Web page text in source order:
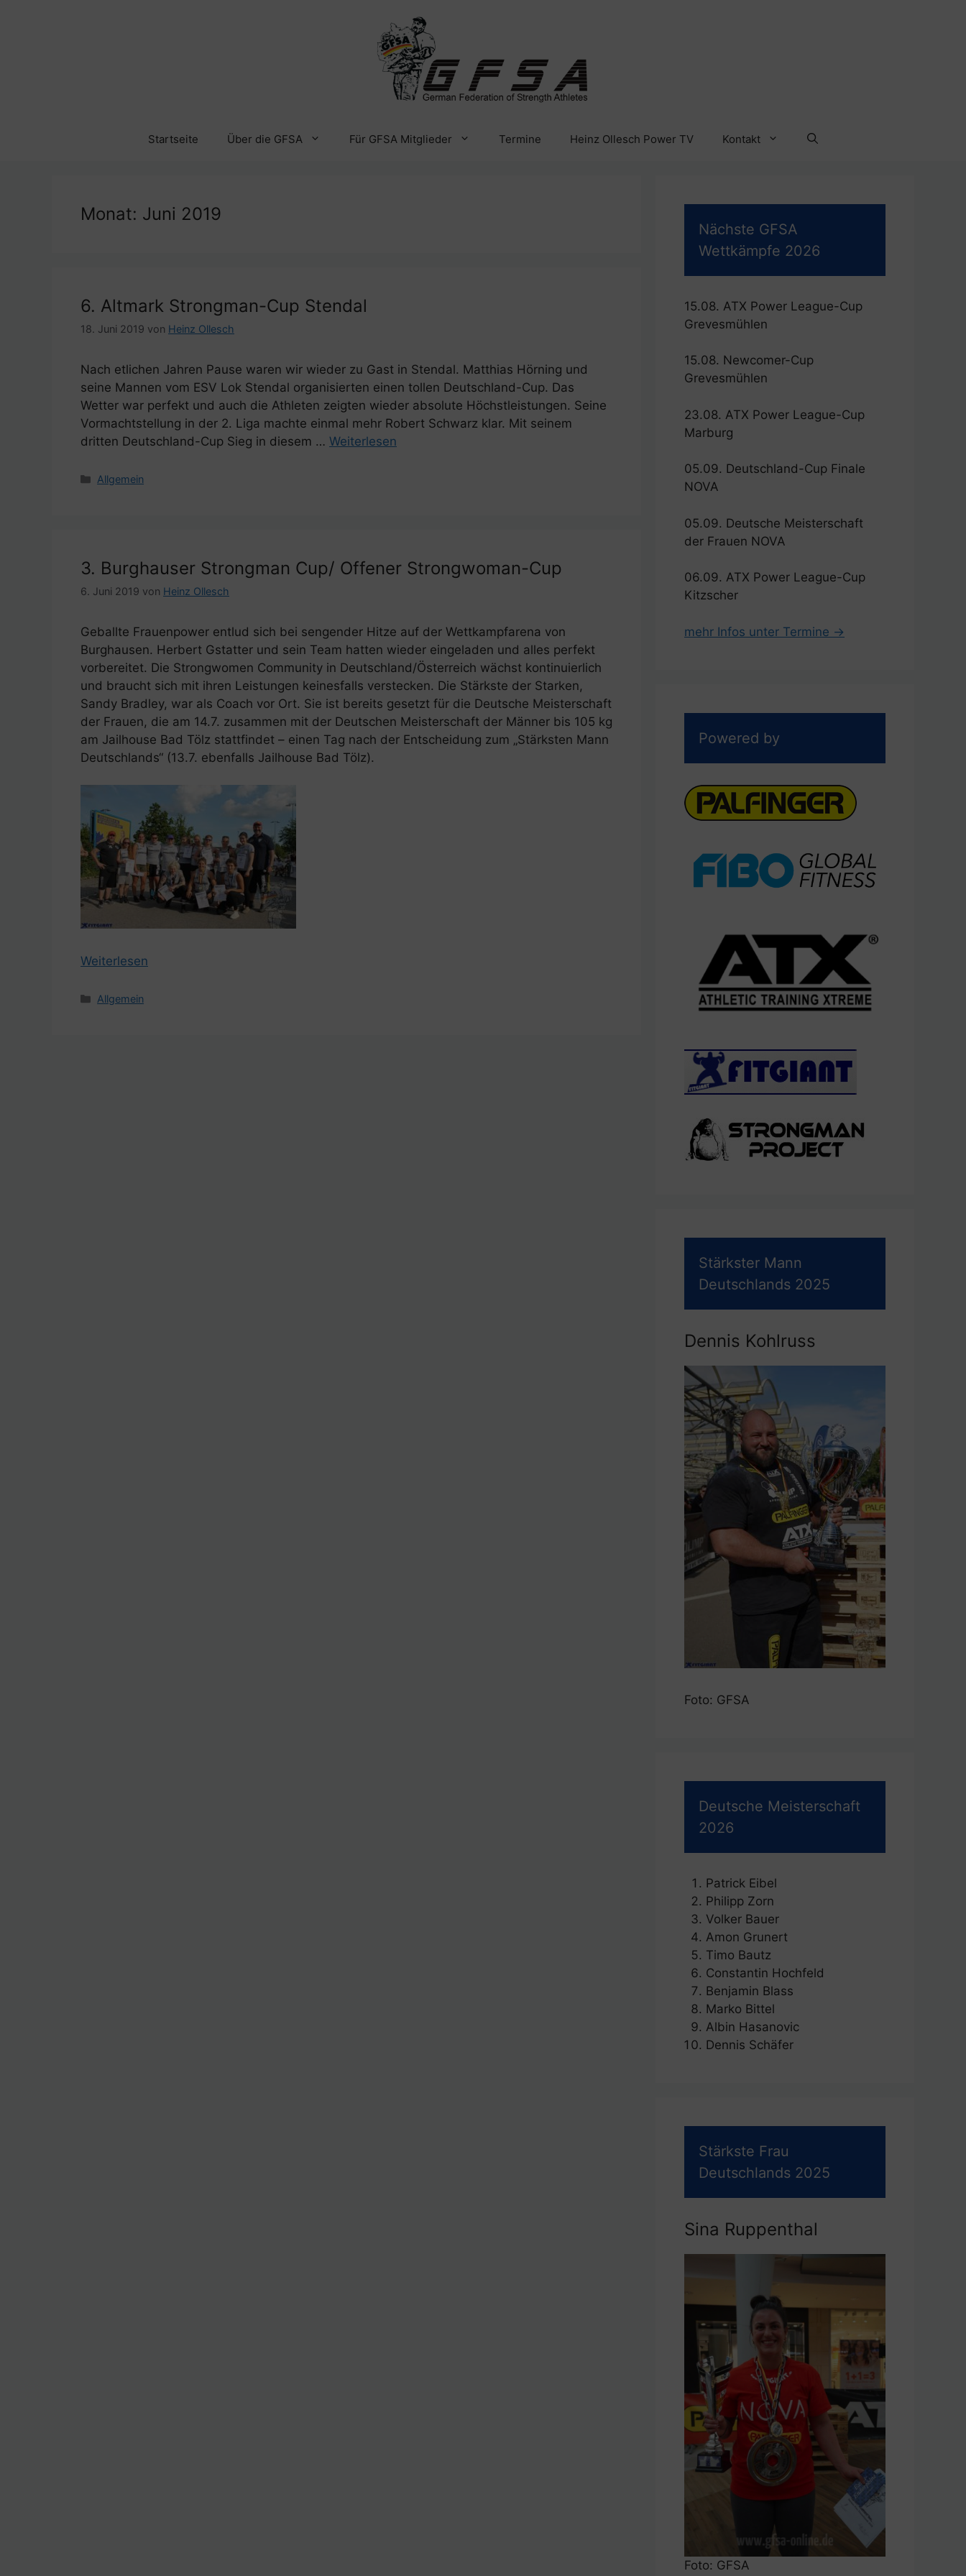
Startseite Über die GFSA Für GFSA Mitglieder Termine Heinz Ollesch Power TV Kontakt
Monat: Juni 2019
6. Altmark Strongman-Cup Stendal
18. Juni 2019 von Heinz Ollesch
Nach etlichen Jahren Pause waren wir wieder zu Gast in Stendal. Matthias Hörning und
seine Mannen vom ESV Lok Stendal organisierten einen tollen Deutschland-Cup. Das
Wetter war perfekt und auch die Athleten zeigten wieder absolute Höchstleistungen. Seine
Vormachtstellung in der 2. Liga machte einmal mehr Robert Schwarz klar. Mit seinem
dritten Deutschland-Cup Sieg in diesem … Weiterlesen
Kategorien
Allgemein
3. Burghauser Strongman Cup/ Offener Strongwoman-Cup
6. Juni 2019 von Heinz Ollesch
Geballte Frauenpower entlud sich bei sengender Hitze auf der Wettkampfarena von
Burghausen. Herbert Gstatter und sein Team hatten wieder eingeladen und alles perfekt
vorbereitet. Die Strongwomen Community in Deutschland/Österreich wächst kontinuierlich
und braucht sich mit ihren Leistungen keinesfalls verstecken. Die Stärkste der Starken,
Sandy Bradley, war als Coach vor Ort. Sie ist bereits gesetzt für die Deutsche Meisterschaft
der Frauen, die am 14.7. zusammen mit der Deutschen Meisterschaft der Männer bis 105 kg
am Jailhouse Bad Tölz stattfindet – einen Tag nach der Entscheidung zum „Stärksten Mann
Deutschlands“ (13.7. ebenfalls Jailhouse Bad Tölz).
Weiterlesen
Kategorien
Allgemein
Nächste GFSA
Wettkämpfe 2026
15.08. ATX Power League-Cup
Grevesmühlen
15.08. Newcomer-Cup
Grevesmühlen
23.08. ATX Power League-Cup
Marburg
05.09. Deutschland-Cup Finale
NOVA
05.09. Deutsche Meisterschaft
der Frauen NOVA
06.09. ATX Power League-Cup
Kitzscher
mehr Infos unter Termine →
Powered by
Stärkster Mann
Deutschlands 2025
Dennis Kohlruss
Foto: GFSA
Deutsche Meisterschaft
2026
Patrick Eibel
Philipp Zorn
Volker Bauer
Amon Grunert
Timo Bautz
Constantin Hochfeld
Benjamin Blass
Marko Bittel
Albin Hasanovic
Dennis Schäfer
Stärkste Frau
Deutschlands 2025
Sina Ruppenthal
Foto: GFSA